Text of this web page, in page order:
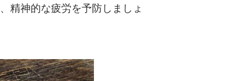
精神的な疲労を予防しましょ